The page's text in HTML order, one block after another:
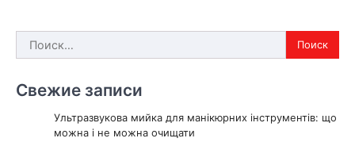
Найти:
Свежие записи
Ультразвукова мийка для манікюрних інструментів: що
можна і не можна очищати